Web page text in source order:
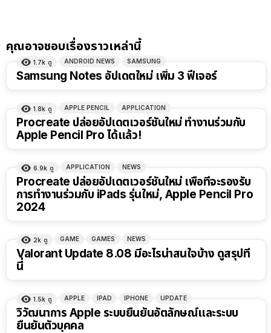
คุณอาจชอบเรื่องราวเหล่านี้
1.7k ดู ANDROID NEWS SAMSUNG
Samsung Notes อัปเดตใหม่ เพิ่ม 3 ฟีเจอร์
1.8k ดู APPLE PENCIL APPLICATION
Procreate ปล่อยอัปเดตเวอร์ชันใหม่ ทำงานร่วมกับ
Apple Pencil Pro ได้แล้ว!
6.9k ดู APPLICATION NEWS
Procreate ปล่อยอัปเดตเวอร์ชันใหม่ เพื่อที่จะรองรับ
การทำงานร่วมกับ iPads รุ่นใหม่, Apple Pencil Pro
2024
2k ดู GAME GAMES NEWS
Valorant Update 8.08 มีอะไรน่าสนใจบ้าง ดูสรุปที่
นี่
1.5k ดู APPLE IPAD IPHONE UPDATE
วิวัฒนาการ Apple ระบบยืนยันอัตลักษณ์และระบบ
ยืนยันตัวบุคคล